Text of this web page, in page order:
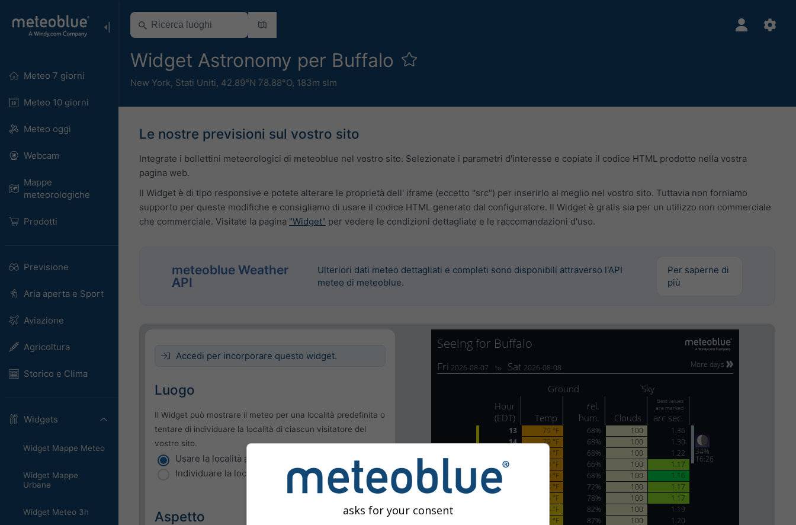
Meteo 7 giorni
Meteo 10 giorni
Meteo oggi
Webcam
Mappe
meteorologiche
Prodotti
Previsione
Aria aperta e Sport
Aviazione
Agricoltura
Storico e Clima
Widgets
Widget Mappe Meteo
Widget Mappe
Urbane
Widget Meteo 3h
Widget Astronomy per Buffalo
New York, Stati Uniti, 42.89°N 78.88°O, 183m slm
Le nostre previsioni sul vostro sito
Integrate i bollettini meteorologici di meteoblue nel vostro sito. Selezionate i parametri d'interesse e copiate il codice HTML prodotto nella vostra
pagina web.
Il Widget è di tipo responsive e potete alterare le proprietà dell' iframe (eccetto "src") per inserirlo al meglio nel vostro sito. Tuttavia non forniamo
supporto per queste modifiche e consigliamo di usare il codice HTML generato dal configuratore. Il Widget è gratis sia per un utilizzo non commerciale
che commerciale. Visitate la pagina "Widget" per vedere le condizioni dettagliate e le raccomandazioni d'uso.
meteoblue Weather
API
Ulteriori dati meteo dettagliati e completi sono disponibili attraverso l'API
meteo di meteoblue.
Per saperne di
più
Accedi per incorporare questo widget.
Luogo
Il Widget può mostrare il meteo per una località predefinita o
tentare di individuare la località di ciascun visitatore del
vostro sito.
Usare la località attuale
Individuare la località dell'utente
Aspetto asks for your consent